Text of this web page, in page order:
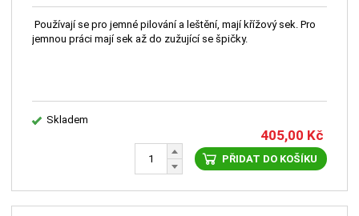
Používají se pro jemné pilování a leštění, mají křížový sek. Pro
jemnou práci mají sek až do zužující se špičky.
Skladem
405,00 Kč
PŘIDAT DO KOŠÍKU